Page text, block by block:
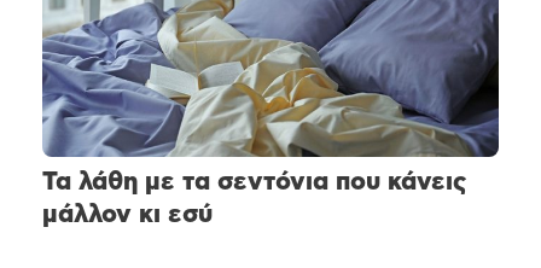
Τα λάθη με τα σεντόνια που κάνεις
μάλλον κι εσύ